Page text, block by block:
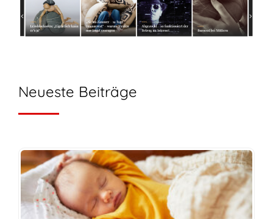
Neueste Beiträge